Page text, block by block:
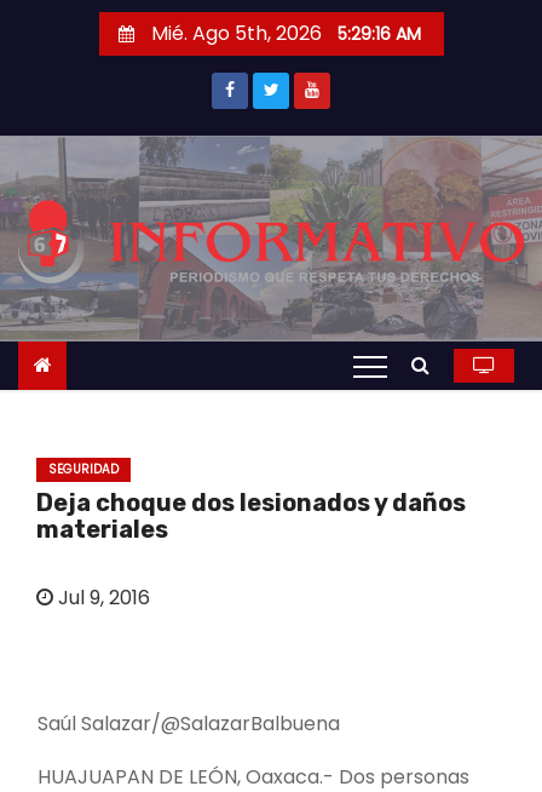
r
a
c
o
t
Mié. Ago 5th, 2026 5:29:17 AM
SEGURIDAD
Deja choque dos lesionados y daños
materiales
Jul 9, 2016
Saúl Salazar/@SalazarBalbuena
HUAJUAPAN DE LEÓN, Oaxaca.- Dos personas